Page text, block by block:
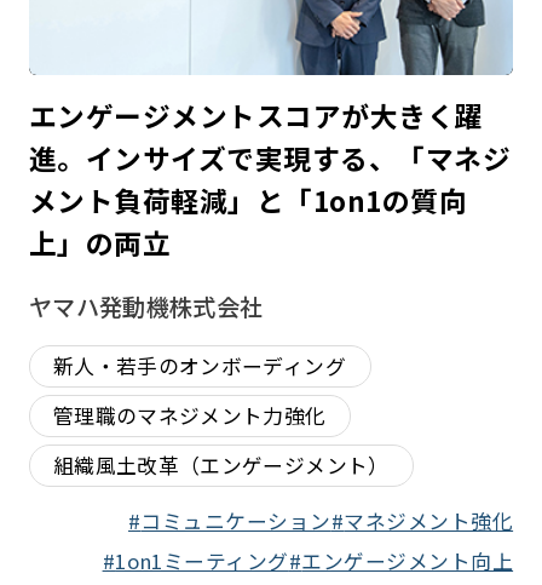
エンゲージメントスコアが大きく躍
進。インサイズで実現する、「マネジ
メント負荷軽減」と「1on1の質向
上」の両立
ヤマハ発動機株式会社
新人・若手のオンボーディング
管理職のマネジメント力強化
組織風土改革（エンゲージメント）
コミュニケーション マネジメント強化
1on1ミーティング エンゲージメント向上